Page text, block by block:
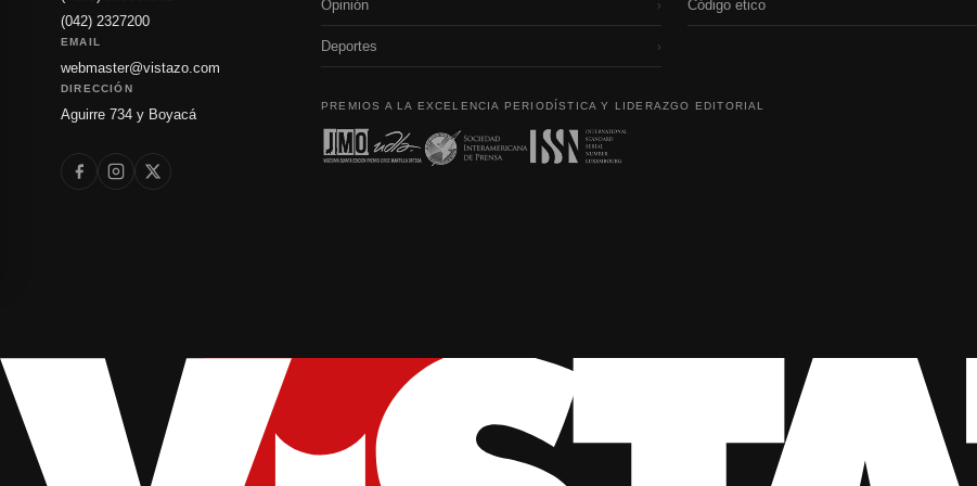
(042) 2327200
EMAIL
webmaster@vistazo.com
DIRECCIÓN
Aguirre 734 y Boyacá
Opinión ›
Deportes ›
Código etico
PREMIOS A LA EXCELENCIA PERIODÍSTICA Y LIDERAZGO EDITORIAL